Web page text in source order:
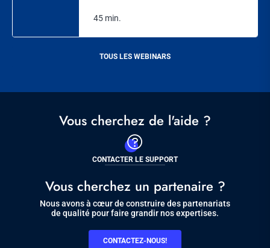
TOUS LES WEBINARS
45 min.
Vous cherchez de l'aide ?
CONTACTER LE SUPPORT
Vous cherchez un partenaire ?
Nous avons à cœur de construire des partenariats
de qualité pour faire grandir nos expertises.
CONTACTEZ-NOUS!